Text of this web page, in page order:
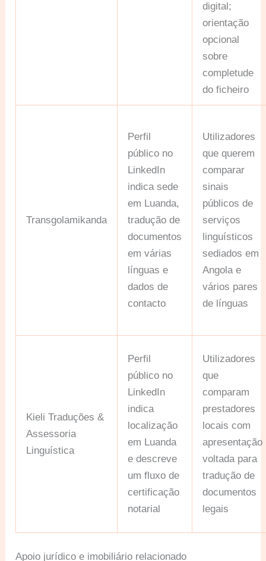
digital;
orientação
opcional
sobre
completude
do ficheiro
Transgolamikanda
Perfil
público no
LinkedIn
indica sede
em Luanda,
tradução de
documentos
em várias
línguas e
dados de
contacto
Utilizadores
que querem
comparar
sinais
públicos de
serviços
linguísticos
sediados em
Angola e
vários pares
de línguas
Kieli Traduções &
Assessoria
Linguística
Perfil
público no
LinkedIn
indica
localização
em Luanda
e descreve
um fluxo de
certificação
notarial
Utilizadores
que
comparam
prestadores
locais com
apresentação
voltada para
tradução de
documentos
legais
Apoio jurídico e imobiliário relacionado